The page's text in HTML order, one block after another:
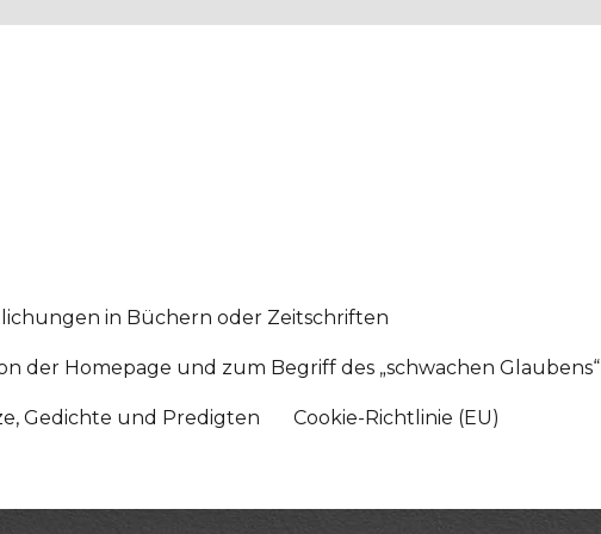
in Büchern oder Zeitschriften
der Homepage und zum Begriff des „schwachen Glaubens“
Gedichte und Predigten Cookie-Richtlinie (EU)